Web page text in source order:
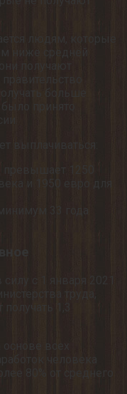
людям, которые
ниже средней
получают
больше
принято
выплачиваться:
и 1950 евро для
33 года
с 1 января 2021
труда,
1,3
всех
человека
80% от среднего